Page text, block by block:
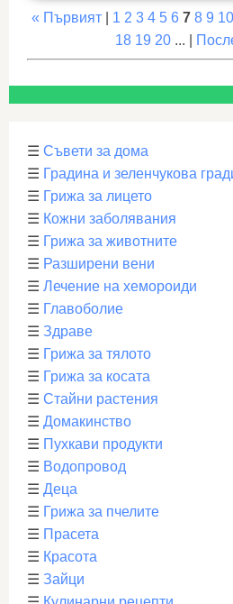
« Първият 1 2 3 4 5 6 7 8 9 10
18 19 20... |
☰ Съвети за дома
☰ Градина и зеленчукова
☰ Грижа за лицето
☰ Кожни заболявания
☰ Грижа за животните
☰ Разширени вени
☰ Лечение на хемороиди
☰ Главоболие
☰ Здраве
☰ Грижа за тялото
☰ Грижа за косата
☰ Стайни растения
☰ Домакинство
☰ Пухкави продукти
☰ Водопровод
☰ Деца
☰ Грижа за пчелите
☰ Прасета
☰ Красота
☰ Зайци